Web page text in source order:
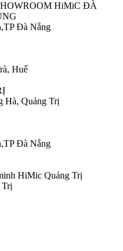
HiMiC ĐÀ
Đà Nẵng
Huế
Hà, Quảng Trị
Đà Nẵng
HiMic Quảng Trị
Trị